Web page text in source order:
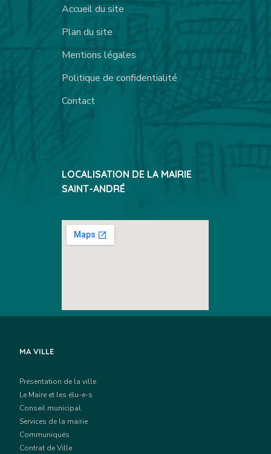
Accueil du site
Plan du site
Mentions légales
Politique de confidentialité
Contact
LOCALISATION DE LA MAIRIE
SAINT-ANDRÉ
MA VILLE
Présentation de la ville
Le Maire et les élu-e-s
Conseil municipal
Services de la mairie
Communiqués
Contrat de Ville